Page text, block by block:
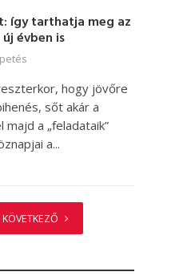
így tarthatja meg az
évben is
hogy jövőre
sőt akár a
a „feladataik”
a...
KÖVETKEZŐ